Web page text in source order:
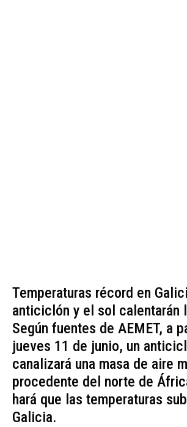
Temperaturas récord en
anticiclón y el sol calentarán
Según fuentes de AEMET, a
jueves 11 de junio, un
canalizará una masa de aire
procedente del norte de
hará que las temperaturas
Galicia.